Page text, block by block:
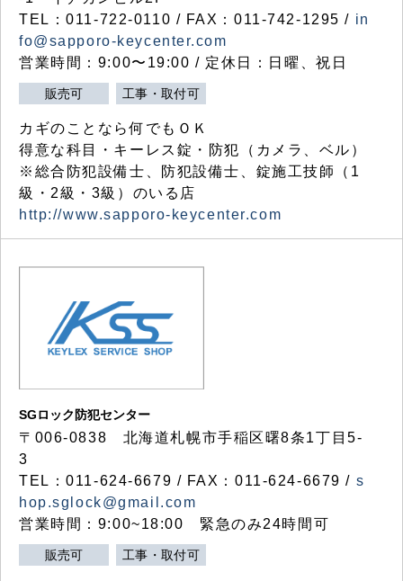
TEL：011-722-0110 / FAX：011-742-1295 / in
fo@sapporo-keycenter.com
営業時間：9:00〜19:00 / 定休日：日曜、祝日
販売可 工事・取付可
カギのことなら何でもＯＫ
得意な科目・キーレス錠・防犯（カメラ、ベル）
※総合防犯設備士、防犯設備士、錠施工技師（1
級・2級・3級）のいる店
http://www.sapporo-keycenter.com
SGロック防犯センター
〒006-0838 北海道札幌市手稲区曙8条1丁目5-
3
TEL：011-624-6679 / FAX：011-624-6679 / s
hop.sglock@gmail.com
営業時間：9:00~18:00 緊急のみ24時間可
販売可 工事・取付可